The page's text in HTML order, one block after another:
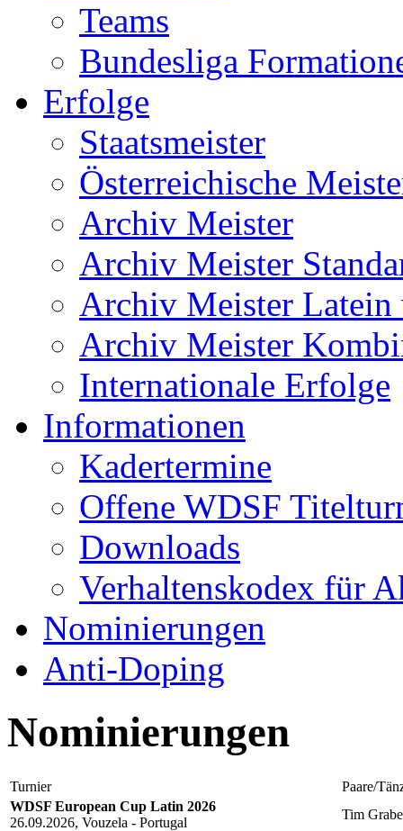
Teams
Bundesliga
Erfolge
Staatsmeister
Österreichische
Archiv Meister
Archiv Meister
Archiv Meister Latein
Archiv Meister
Internationale Erfolge
Informationen
Kadertermine
Offene WDSF
Downloads
Verhaltenskodex für
Nominierungen
Anti-Doping
Nominierungen
Turnier
Paare/
WDSF European Cup Latin 2026
26.09.2026, Vouzela - Portugal
Tim